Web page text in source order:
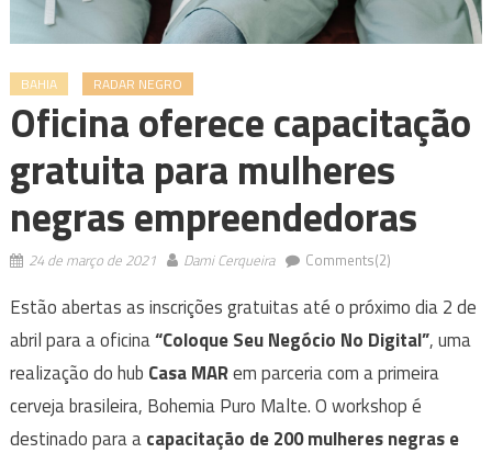
BAHIA RADAR NEGRO
Oficina oferece capacitação
gratuita para mulheres
negras empreendedoras
24 de março de 2021 Dami Cerqueira Comments(2)
Estão abertas as inscrições gratuitas até o próximo dia 2 de
abril para a oficina“Coloque Seu Negócio No Digital”, uma
realização do hub Casa MARem parceria com a primeira
cerveja brasileira, Bohemia Puro Malte. O workshop é
destinado para acapacitação de 200 mulheres negras e